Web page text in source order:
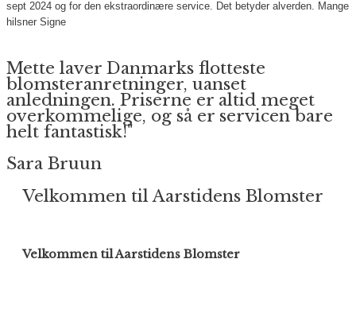
sept 2024 og for den ekstraordinære service. Det betyder alverden.
Mange
hilsner Signe
Mette laver Danmarks flotteste
blomsteranretninger, uanset
anledningen. Priserne er altid meget
overkommelige, og så er servicen bare
helt fantastisk!"
Sara Bruun
Velkommen til Aarstidens Blomster
Velkommen til Aarstidens Blomster